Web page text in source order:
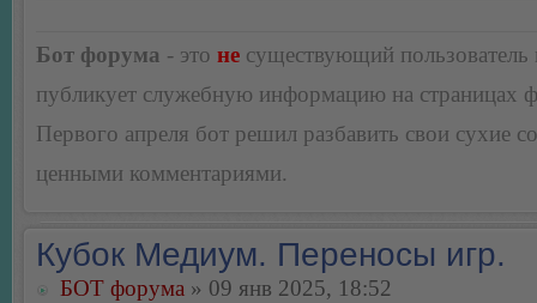
Бот форума - это не существующий пользователь
публикует служебную информацию на страницах
Первого апреля бот решил разбавить свои сухие
ценными комментариями.
Кубок Медиум. Переносы игр.
БОТ форума » 09 янв 2025, 18:52